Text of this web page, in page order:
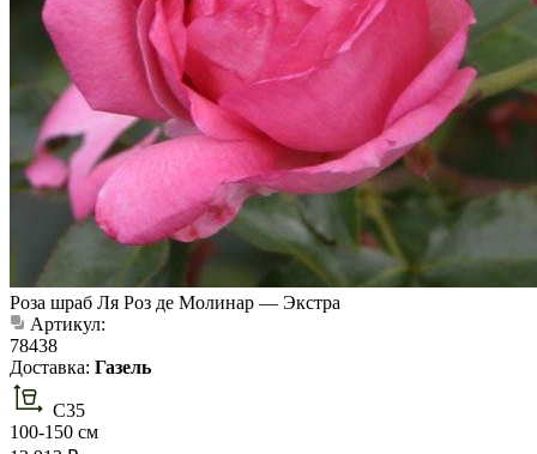
Роза шраб Ля Роз де Молинар — Экстра
Артикул:
78438
Доставка: Газель
C35
100-150 см